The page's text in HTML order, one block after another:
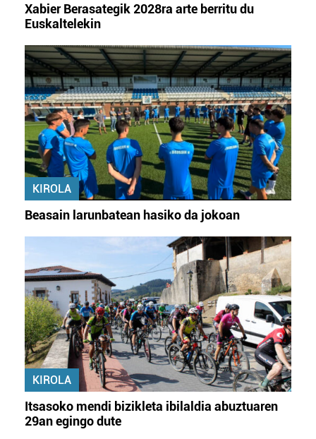
Xabier Berasategik 2028ra arte berritu du
Euskaltelekin
KIROLA
Beasain larunbatean hasiko da jokoan
KIROLA
Itsasoko mendi bizikleta ibilaldia abuztuaren
29an egingo dute